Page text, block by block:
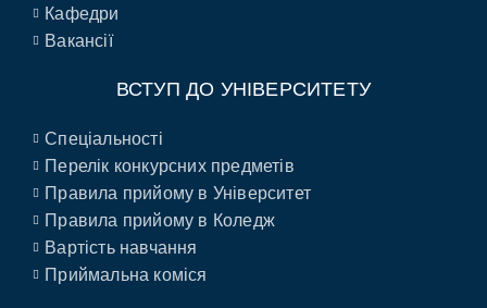
Кафедри
Вакансії
ВСТУП ДО УНІВЕРСИТЕТУ
Спеціальності
Перелік конкурсних предметів
Правила прийому в Університет
Правила прийому в Коледж
Вартість навчання
Приймальна коміся